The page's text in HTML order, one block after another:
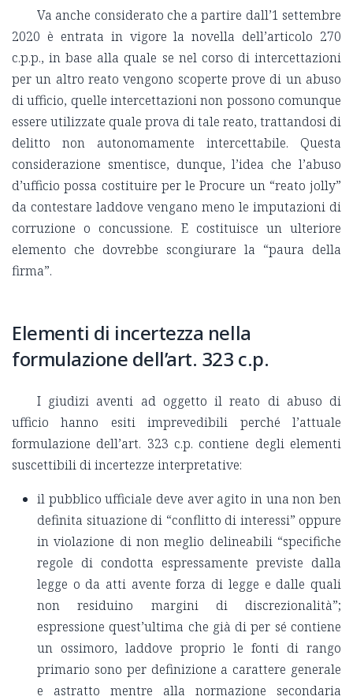
Va anche considerato che a partire dall’1 settembre
2020 è entrata in vigore la novella dell’articolo 270
c.p.p., in base alla quale se nel corso di intercettazioni
per un altro reato vengono scoperte prove di un abuso
di ufficio, quelle intercettazioni non possono comunque
essere utilizzate quale prova di tale reato, trattandosi di
delitto non autonomamente intercettabile. Questa
considerazione smentisce, dunque, l’idea che l’abuso
d’ufficio possa costituire per le Procure un “reato jolly”
da contestare laddove vengano meno le imputazioni di
corruzione o concussione. E costituisce un ulteriore
elemento che dovrebbe scongiurare la “paura della
firma”.
Elementi di incertezza nella
formulazione dell’art. 323 c.p.
I giudizi aventi ad oggetto il reato di abuso di
ufficio hanno esiti imprevedibili perché l’attuale
formulazione dell’art. 323 c.p. contiene degli elementi
suscettibili di incertezze interpretative:
il pubblico ufficiale deve aver agito in una non ben
definita situazione di “conflitto di interessi” oppure
in violazione di non meglio delineabili “specifiche
regole di condotta espressamente previste dalla
legge o da atti avente forza di legge e dalle quali
non residuino margini di discrezionalità”;
espressione quest’ultima che già di per sé contiene
un ossimoro, laddove proprio le fonti di rango
primario sono per definizione a carattere generale
e astratto mentre alla normazione secondaria